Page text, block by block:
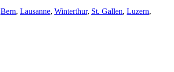
Bern, Lausanne, Winterthur, St. Gallen, Luzern,